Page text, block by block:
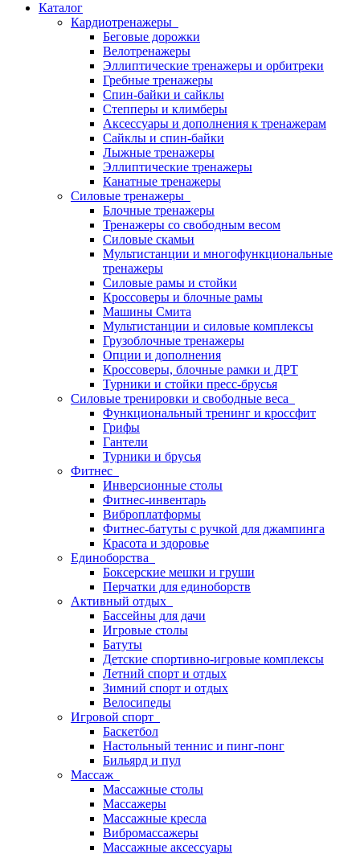
Каталог
Кардиотренажеры
Беговые дорожки
Велотренажеры
Эллиптические тренажеры и орбитреки
Гребные тренажеры
Спин-байки и сайклы
Степперы и климберы
Аксессуары и дополнения к тренажерам
Сайклы и спин-байки
Лыжные тренажеры
Эллиптические тренажеры
Канатные тренажеры
Силовые тренажеры
Блочные тренажеры
Тренажеры со свободным весом
Силовые скамьи
Мультистанции и многофункциональные
тренажеры
Силовые рамы и стойки
Кроссоверы и блочные рамы
Машины Смита
Мультистанции и силовые комплексы
Грузоблочные тренажеры
Опции и дополнения
Кроссоверы, блочные рамки и ДРТ
Турники и стойки пресс-брусья
Силовые тренировки и свободные веса
Функциональный тренинг и кроссфит
Грифы
Гантели
Турники и брусья
Фитнес
Инверсионные столы
Фитнес-инвентарь
Виброплатформы
Фитнес-батуты с ручкой для джампинга
Красота и здоровье
Единоборства
Боксерские мешки и груши
Перчатки для единоборств
Активный отдых
Бассейны для дачи
Игровые столы
Батуты
Детские спортивно-игровые комплексы
Летний спорт и отдых
Зимний спорт и отдых
Велосипеды
Игровой спорт
Баскетбол
Настольный теннис и пинг-понг
Бильярд и пул
Массаж
Массажные столы
Массажеры
Массажные кресла
Вибромассажеры
Массажные аксессуары